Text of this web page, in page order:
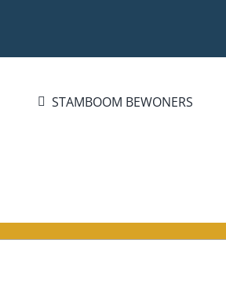
STAMBOOM BEWONERS